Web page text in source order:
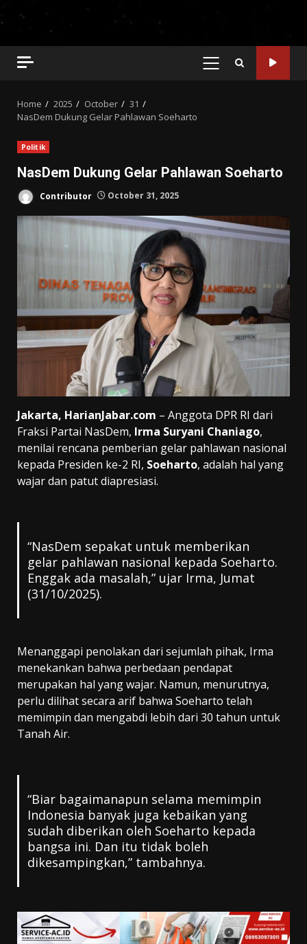
PRIMARY
Home 2025 October
31
NasDem Dukung Gelar Pahlawan Soeharto
Politik
NasDem Dukung Gelar Pahlawan Soeharto
Contributor October 31, 2025
Jakarta, HarianJabar.com – Anggota DPR RI dari
Fraksi Partai NasDem, Irma Suryani Chaniago,
menilai rencana pemberian gelar pahlawan nasional
kepada Presiden ke-2 RI, Soeharto, adalah hal yang
wajar dan patut diapresiasi.
“NasDem sepakat untuk memberikan
gelar pahlawan nasional kepada Soeharto.
Enggak ada masalah,” ujar Irma, Jumat
(31/10/2025).
Menanggapi penolakan dari sejumlah pihak, Irma
menekankan bahwa perbedaan pendapat
merupakan hal yang wajar. Namun, menurutnya,
perlu dilihat secara arif bahwa Soeharto telah
memimpin dan mengabdi lebih dari 30 tahun untuk
Tanah Air.
“Biar bagaimanapun selama memimpin
Indonesia banyak juga kebaikan yang
sudah diberikan oleh Soeharto kepada
bangsa ini. Dan itu tidak boleh
dikesampingkan,” tambahnya.